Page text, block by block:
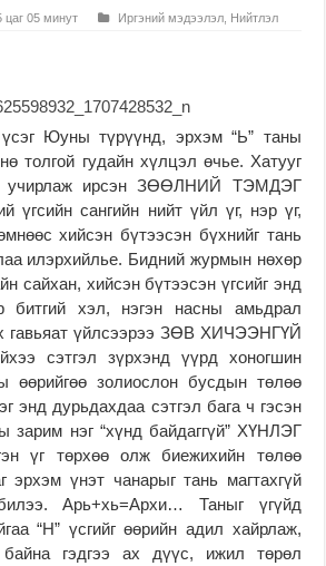
цаг 05 минут Иргэний мэдээлэл Нийтлэл
Юуны түрүүнд, эрхэм “Ь” таны
толгой гудайн хүлцэл өчье. Хатууг
учирлаж ирсэн ЗӨӨЛНИЙ ТЭМДЭГ
үгсийн сангийн нийт үйл үг, нэр үг,
хийсэн бүтээсэн бүхнийг тань
илэрхийлье. Бидний журмын нөхөр
сайхан, хийсэн бүтээсэн үгсийг энд
битгий хэл, нэгэн насны амьдрал
гавьяат үйлсээрээ ЗӨВ ХИЧЭЭНГҮЙ
сэтгэл зүрхэнд үүрд хоногшин
өөрийгөө золиослон бусдын төлөө
энд дурьдахдаа сэтгэл бага ч гэсэн
зарим нэг “хүнд байдаггүй” ХҮНЛЭГ
үг төрхөө олж биежихийн төлөө
эрхэм үнэт чанарыг тань магтахгүй
Арь+хь=Архи… Таныг үгүйд
“Н” үсгийг өөрийн адил хайрлаж,
гэдгээ ах дүүс, ижил төрөл